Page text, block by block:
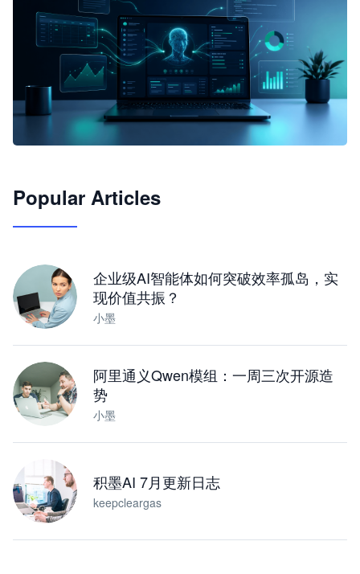
JimoClaw 桌面 AI Agent 工作台
Popular Articles
企业级AI智能体如何突破效率孤岛，实
现价值共振？
小墨
阿里通义Qwen模组：一周三次开源造
势
小墨
积墨AI 7月更新日志
keepcleargas